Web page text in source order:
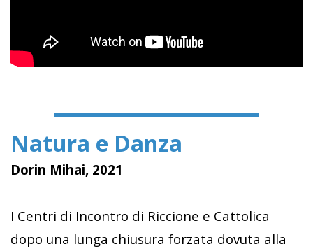
Natura e Danza
Dorin Mihai, 2021
I Centri di Incontro di Riccione e Cattolica
dopo una lunga chiusura forzata dovuta alla